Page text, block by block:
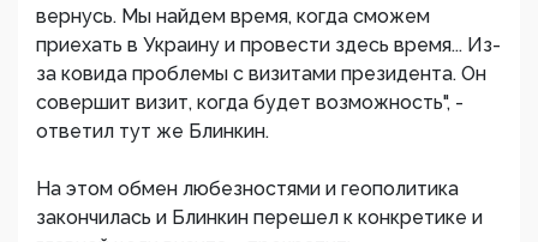
вернусь. Мы найдем время, когда сможем
приехать в Украину и провести здесь время... Из-
за ковида проблемы с визитами президента. Он
совершит визит, когда будет возможность", -
ответил тут же Блинкин.
На этом обмен любезностями и геополитика
закончилась и Блинкин перешел к конкретике и